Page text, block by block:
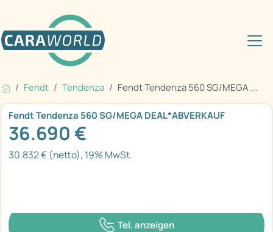
Fendt Tendenza Fendt Tendenza 560 SG/MEGA ...
Fendt Tendenza 560 SG/MEGA DEAL*ABVERKAUF
36.690 €
30.832 € (netto), 19% MwSt.
Tel. anzeigen